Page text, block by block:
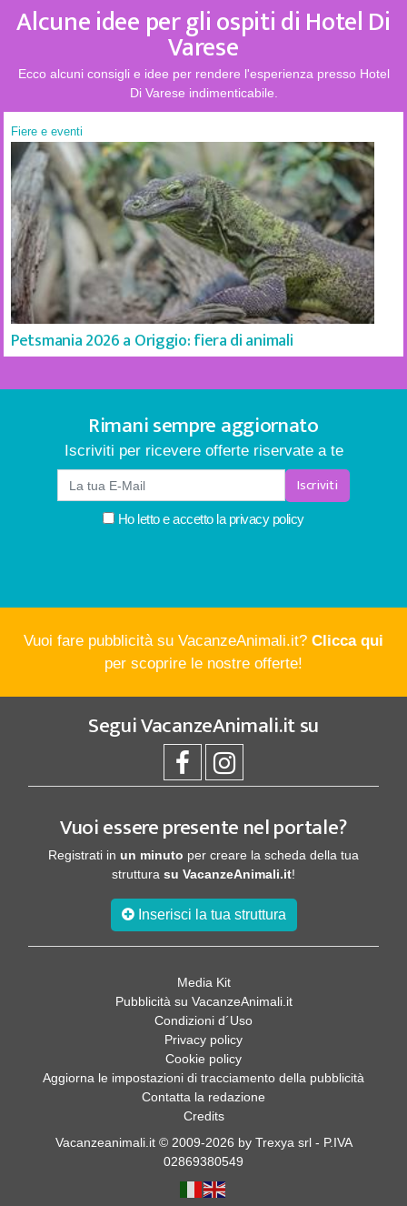
Alcune idee per gli ospiti di Hotel Di
Varese
Ecco alcuni consigli e idee per rendere l'esperienza presso Hotel
Di Varese indimenticabile.
Fiere e eventi
Petsmania 2026 a Origgio: fiera di animali
Rimani sempre aggiornato
Iscriviti per ricevere offerte riservate a te
Iscriviti
Ho letto e accetto la privacy policy
Vuoi fare pubblicità su VacanzeAnimali.it? Clicca qui
per scoprire le nostre offerte!
SeguiVacanzeAnimali.itsu
Vuoi essere presente nel portale?
Registrati in un minuto per creare la scheda della tua
struttura su VacanzeAnimali.it!
Inserisci la tua struttura
Media Kit
Pubblicità su VacanzeAnimali.it
Condizioni d´Uso
Privacy policy
Cookie policy
Aggiorna le impostazioni di tracciamento della pubblicità
Contatta la redazione
Credits
Vacanzeanimali.it © 2009-2026 by Trexya srl - P.IVA
02869380549